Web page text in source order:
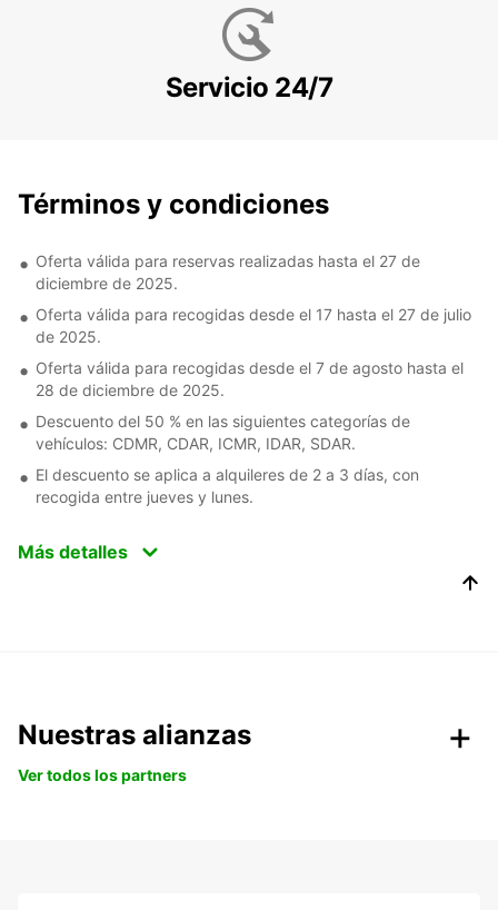
Servicio 24/7
Términos y condiciones
Oferta válida para reservas realizadas hasta el 27 de
diciembre de 2025.
Oferta válida para recogidas desde el 17 hasta el 27 de julio
de 2025.
Oferta válida para recogidas desde el 7 de agosto hasta el
28 de diciembre de 2025.
Descuento del 50 % en las siguientes categorías de
vehículos: CDMR, CDAR, ICMR, IDAR, SDAR.
El descuento se aplica a alquileres de 2 a 3 días, con
recogida entre jueves y lunes.
Más detalles
Nuestras alianzas
Ver todos los partners